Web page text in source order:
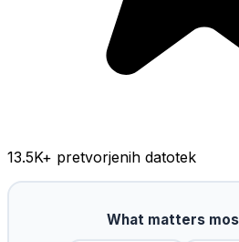
13.5K+ pretvorjenih datotek
What matters